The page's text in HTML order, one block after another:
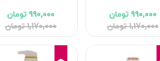
990,000 تومان
1,170,000 تومان
990,000 تومان
1,170,000 تومان